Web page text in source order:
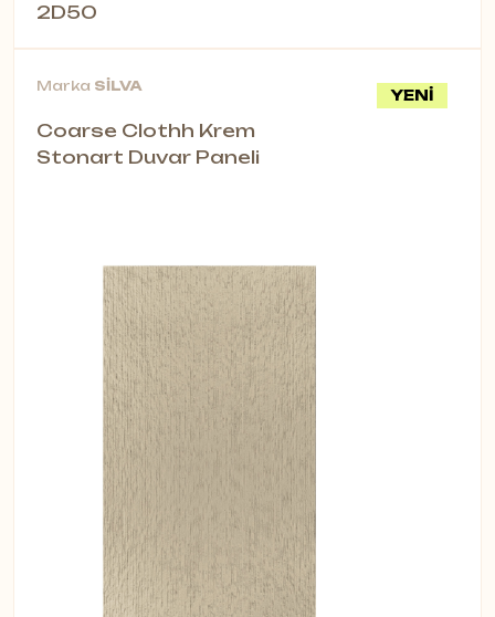
2D50
YENİ
Marka SİLVA
Coarse Clothh Krem
Stonart Duvar Paneli